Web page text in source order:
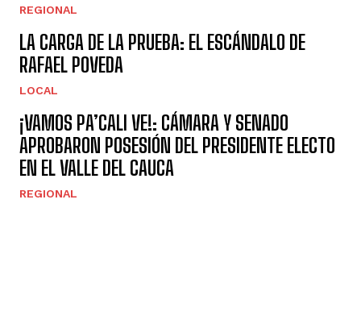
REGIONAL
LA CARGA DE LA PRUEBA: EL ESCÁNDALO DE
RAFAEL POVEDA
LOCAL
¡VAMOS PA’CALI VE!: CÁMARA Y SENADO
APROBARON POSESIÓN DEL PRESIDENTE ELECTO
EN EL VALLE DEL CAUCA
REGIONAL